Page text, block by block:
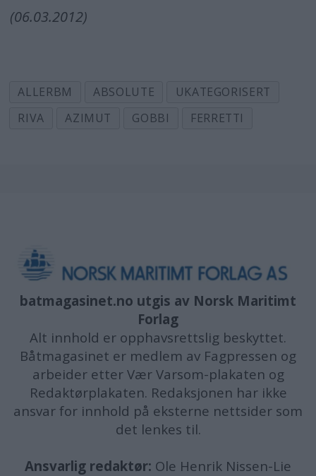
(06.03.2012)
ALLERBM ABSOLUTE
UKATEGORISERT
RIVA
AZIMUT GOBBI FERRETTI
batmagasinet.no utgis av Norsk Maritimt
Forlag
Alt innhold er opphavsrettslig beskyttet.
Båtmagasinet er medlem av Fagpressen og
arbeider etter Vær Varsom-plakaten og
Redaktørplakaten. Redaksjonen har ikke
ansvar for innhold på eksterne nettsider som
det lenkes til.
Ansvarlig redaktør: Ole Henrik Nissen-Lie